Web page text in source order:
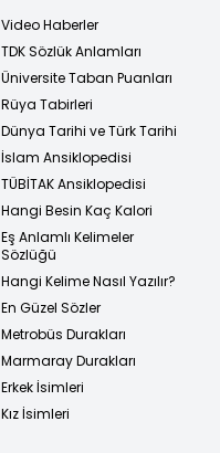
Video Haberler
TDK Sözlük Anlamları
Üniversite Taban Puanları
Rüya Tabirleri
Dünya Tarihi ve Türk Tarihi
İslam Ansiklopedisi
TÜBİTAK Ansiklopedisi
Hangi Besin Kaç Kalori
Eş Anlamlı Kelimeler
Sözlüğü
Hangi Kelime Nasıl Yazılır?
En Güzel Sözler
Metrobüs Durakları
Marmaray Durakları
Erkek İsimleri
Kız İsimleri